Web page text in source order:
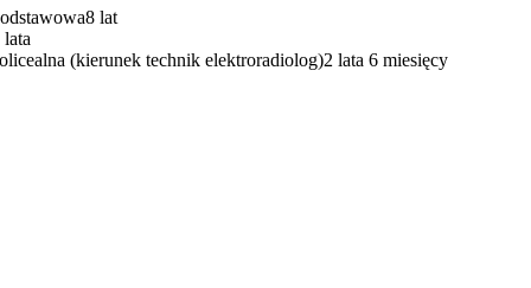
8 lat
lata
(kierunek technik elektroradiolog)2 lata 6 miesięcy